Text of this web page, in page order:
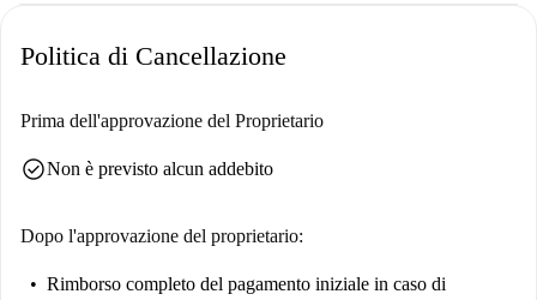
Politica di Cancellazione
Prima dell'approvazione del Proprietario
check_circleNon è previsto alcun addebito
Dopo l'approvazione del proprietario:
Rimborso completo del pagamento iniziale in caso di